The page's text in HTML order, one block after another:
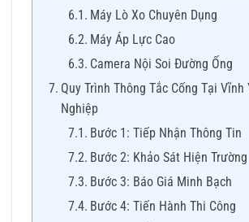
Máy Lò Xo Chuyên Dụng
Máy Áp Lực Cao
Camera Nội Soi Đường Ống
Quy Trình Thông Tắc Cống Tại Vĩnh
Nghiệp
Bước 1: Tiếp Nhận Thông Tin
Bước 2: Khảo Sát Hiện Trường
Bước 3: Báo Giá Minh Bạch
Bước 4: Tiến Hành Thi Công